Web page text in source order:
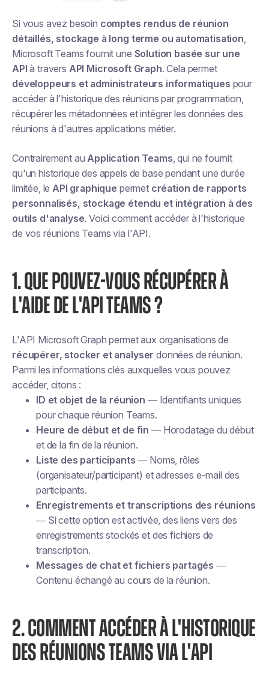
Si vous avez besoin comptes rendus de réunion
détaillés, stockage à long terme ou automatisation,
Microsoft Teams fournit une Solution basée sur une
API à travers API Microsoft Graph. Cela permet
développeurs et administrateurs informatiques pour
accéder à l'historique des réunions par programmation,
récupérer les métadonnées et intégrer les données des
réunions à d'autres applications métier.
Contrairement auApplication Teams, qui ne fournit
qu'un historique des appels de base pendant une durée
limitée, leAPI graphique permet création de rapports
personnalisés, stockage étendu et intégration à des
outils d'analyse. Voici comment accéder à l'historique
de vos réunions Teams via l'API.
1. QUE POUVEZ-VOUS RÉCUPÉRER À
L'AIDE DE L'API TEAMS ?
L'API Microsoft Graph permet aux organisations de
récupérer, stocker et analyser données de réunion.
Parmi les informations clés auxquelles vous pouvez
accéder, citons :
ID et objet de la réunion — Identifiants uniques
pour chaque réunion Teams.
Heure de début et de fin — Horodatage du début
et de la fin de la réunion.
Liste des participants — Noms, rôles
(organisateur/participant) et adresses e-mail des
participants.
Enregistrements et transcriptions des réunions
— Si cette option est activée, des liens vers des
enregistrements stockés et des fichiers de
transcription.
Messages de chat et fichiers partagés —
Contenu échangé au cours de la réunion.
2. COMMENT ACCÉDER À L'HISTORIQUE
DES RÉUNIONS TEAMS VIA L'API